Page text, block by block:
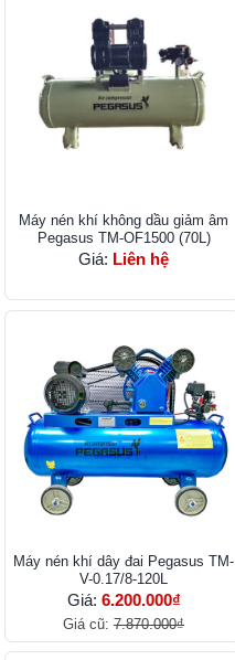
Máy nén khí không dầu giảm âm
Pegasus TM-OF1500 (70L)
Giá: Liên hệ
Máy nén khí dây đai Pegasus TM-
V-0.17/8-120L
Giá: 6.200.000₫
Giá cũ: 7.870.000₫